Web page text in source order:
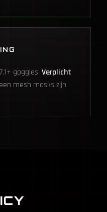
goggles.Verplicht
mesh masks zijn